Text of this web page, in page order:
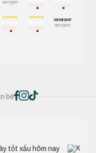
19/7/2027
20/7/2027
21/7/2027
26/7/2027
27/7/2027
29/08/2027
28/7/2027
bè
tốt xấu hôm nay